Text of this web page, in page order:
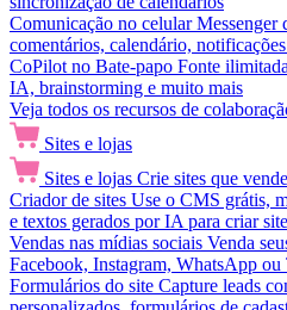
Comunicação no celular Messenger
comentários, calendário,
CoPilot no Bate-papo Fonte
IA, brainstorming e muito mais
Veja todos os recursos de
Sites e lojas
Sites e lojas Crie sites que
Criador de sites Use o CMS grátis,
e textos gerados por IA para criar
Vendas nas mídias sociais Venda
Facebook, Instagram, WhatsApp ou
Formulários do site Capture leads